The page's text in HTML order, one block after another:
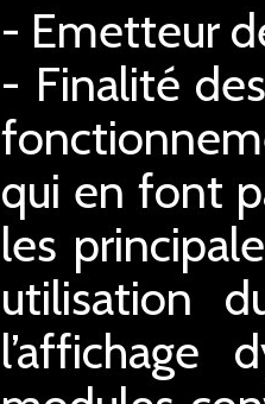
- Emetteur
- Finalité
qui en font
les
utilisation
l’affichage